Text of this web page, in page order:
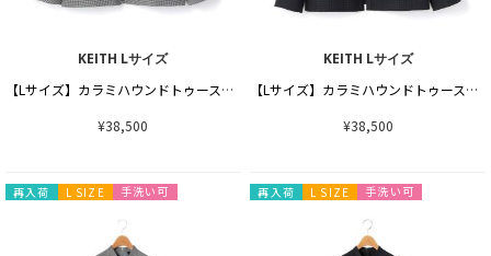
KEITH Lサイズ
【Lサイズ】カラミハウンドトゥースジャケット
¥38,500
KEITH Lサイズ
【Lサイズ】カラミハウンドトゥースジャケット
¥38,500
再入荷 L SIZE 手洗い可 再入荷 L SIZE 手洗い可